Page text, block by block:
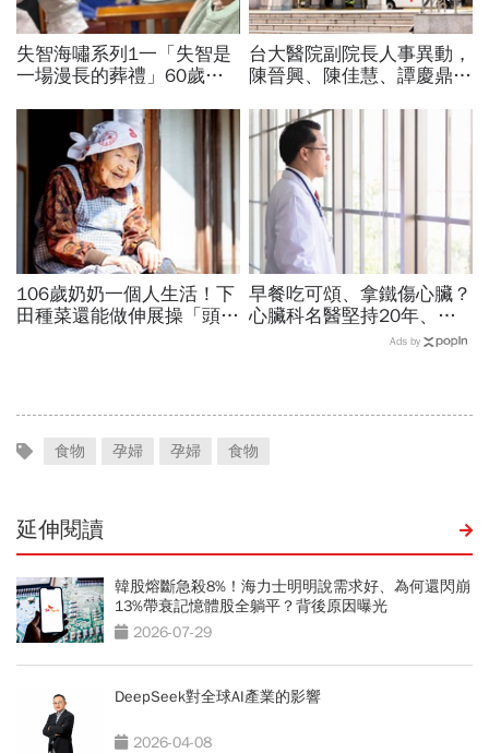
失智海嘯系列1一「失智是
一場漫長的葬禮」60歲退
補家庭關係的最後拼圖
台大醫院副院長人事異動，
陳晉興、陳佳慧、譚慶鼎接
106歲奶奶一個人生活！下
田種菜還能做伸展操「頭貼
早餐吃可頌、拿鐵傷心臟？
心臟科名醫堅持20年、早
上9點前不做「5件事」：
Ads by
食物 孕婦 孕婦 食物
延伸閱讀
韓股熔斷急殺8%！海力士明明說需求好、為何還閃崩
13%帶衰記憶體股全躺平？背後原因曝光
2026-07-29
DeepSeek對全球AI產業的影響
2026-04-08